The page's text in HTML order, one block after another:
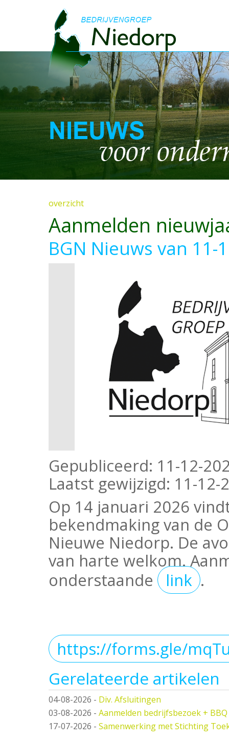
overzicht
Aanmelden
BGN Nieuws van 11-
Gepubliceerd: 11-12-
Laatst gewijzigd: 11-12-
Op 14 januari 2026
bekendmaking van de
Nieuwe Niedorp. De
van harte welkom.
onderstaande
link .
https://forms.gle/
Gerelateerde artikelen
04-08-2026 - Div. Afsluitingen
03-08-2026 - Aanmelden bedrijfsbezoek + BBQ
17-07-2026 - Samenwerking met Stichting